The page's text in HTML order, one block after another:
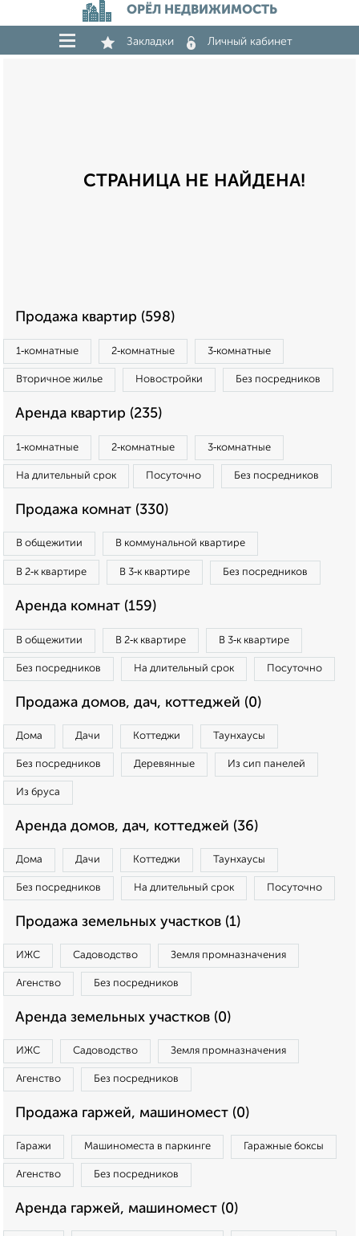
ОРЁЛ НЕДВИЖИМОСТЬ
Закладки Личный кабинет
СТРАНИЦА НЕ НАЙДЕНА!
Продажа квартир (598)
1‑комнатные 2‑комнатные 3‑комнатные
Вторичное жилье Новостройки Без посредников
Аренда квартир (235)
1‑комнатные 2‑комнатные 3‑комнатные
На длительный срок Посуточно Без посредников
Продажа комнат (330)
В общежитии В коммунальной квартире
В 2‑к квартире В 3‑к квартире Без посредников
Аренда комнат (159)
В общежитии В 2‑к квартире В 3‑к квартире
Без посредников На длительный срок Посуточно
Продажа домов, дач, коттеджей (0)
Дома Дачи Коттеджи Таунхаусы
Без посредников Деревянные Из сип панелей
Из бруса
Аренда домов, дач, коттеджей (36)
Дома Дачи Коттеджи Таунхаусы
Без посредников На длительный срок Посуточно
Продажа земельных участков (1)
ИЖС Садоводство Земля промназначения
Агенство Без посредников
Аренда земельных участков (0)
ИЖС Садоводство Земля промназначения
Агенство Без посредников
Продажа гаржей, машиномест (0)
Гаражи Машиноместа в паркинге Гаражные боксы
Агенство Без посредников
Аренда гаржей, машиномест (0)